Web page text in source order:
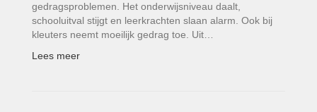
gedragsproblemen. Het onderwijsniveau daalt,
schooluitval stijgt en leerkrachten slaan alarm. Ook bij
kleuters neemt moeilijk gedrag toe. Uit…
Lees meer